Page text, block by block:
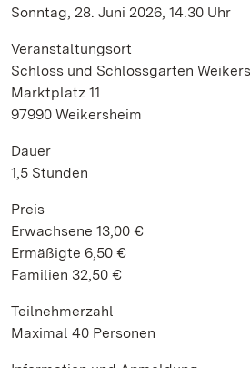
Sonntag, 28. Juni 2026, 14.30 Uhr
Veranstaltungsort
Schloss und Schlossgarten
Marktplatz 11
97990 Weikersheim
Dauer
1,5 Stunden
Preis
Erwachsene 13,00 €
Ermäßigte 6,50 €
Familien 32,50 €
Teilnehmerzahl
Maximal 40 Personen